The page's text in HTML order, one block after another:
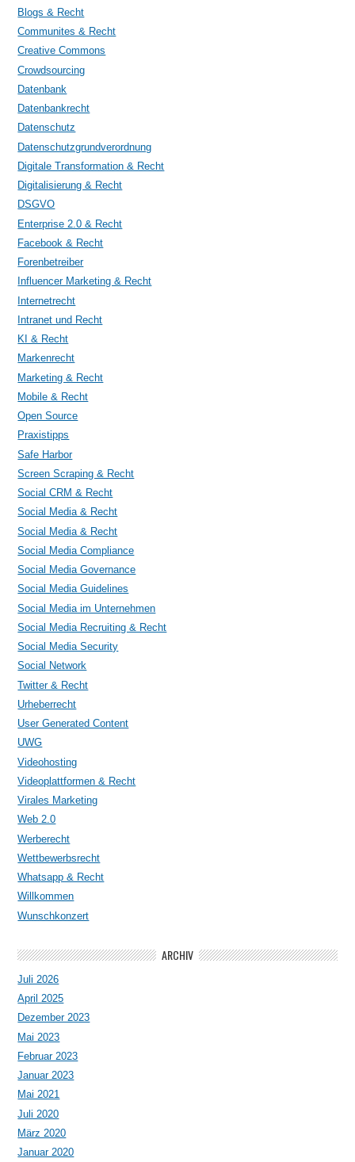
Blogs & Recht
Communites & Recht
Creative Commons
Crowdsourcing
Datenbank
Datenbankrecht
Datenschutz
Datenschutzgrundverordnung
Digitale Transformation & Recht
Digitalisierung & Recht
DSGVO
Enterprise 2.0 & Recht
Facebook & Recht
Forenbetreiber
Influencer Marketing & Recht
Internetrecht
Intranet und Recht
KI & Recht
Markenrecht
Marketing & Recht
Mobile & Recht
Open Source
Praxistipps
Safe Harbor
Screen Scraping & Recht
Social CRM & Recht
Social Media & Recht
Social Media & Recht
Social Media Compliance
Social Media Governance
Social Media Guidelines
Social Media im Unternehmen
Social Media Recruiting & Recht
Social Media Security
Social Network
Twitter & Recht
Urheberrecht
User Generated Content
UWG
Videohosting
Videoplattformen & Recht
Virales Marketing
Web 2.0
Werberecht
Wettbewerbsrecht
Whatsapp & Recht
Willkommen
Wunschkonzert
ARCHIV
Juli 2026
April 2025
Dezember 2023
Mai 2023
Februar 2023
Januar 2023
Mai 2021
Juli 2020
März 2020
Januar 2020